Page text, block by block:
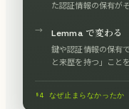
た認証情報の保有が
→ Lemma で変わる
鍵や認証情報の保有
と来歴を持つ」こと
§4 なぜ止まらなかったか